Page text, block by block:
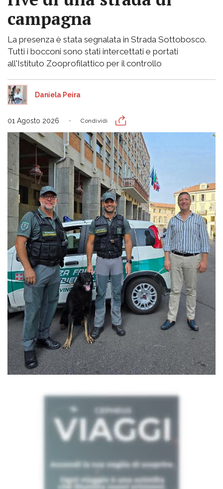
campagna
La presenza è stata segnalata in Strada Sottobosco.
Tutti i bocconi sono stati intercettati e portati
all'Istituto Zooprofilattico per il controllo
Daniela Peira
01 Agosto 2026 Condividi